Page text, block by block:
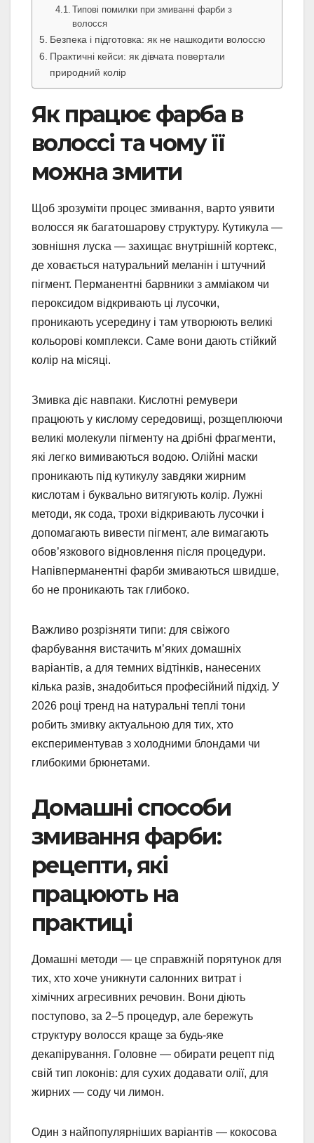
Типові помилки при змиванні фарби з
волосся
Безпека і підготовка: як не нашкодити волоссю
Практичні кейси: як дівчата повертали
природний колір
Як працює фарба в
волоссі та чому її
можна змити
Щоб зрозуміти процес змивання, варто уявити
волосся як багатошарову структуру. Кутикула —
зовнішня луска — захищає внутрішній кортекс,
де ховається натуральний меланін і штучний
пігмент. Перманентні барвники з амміаком чи
пероксидом відкривають ці лусочки,
проникають усередину і там утворюють великі
кольорові комплекси. Саме вони дають стійкий
колір на місяці.
Змивка діє навпаки. Кислотні ремувери
працюють у кислому середовищі, розщеплюючи
великі молекули пігменту на дрібні фрагменти,
які легко вимиваються водою. Олійні маски
проникають під кутикулу завдяки жирним
кислотам і буквально витягують колір. Лужні
методи, як сода, трохи відкривають лусочки і
допомагають вивести пігмент, але вимагають
обов’язкового відновлення після процедури.
Напівперманентні фарби змиваються швидше,
бо не проникають так глибоко.
Важливо розрізняти типи: для свіжого
фарбування вистачить м’яких домашніх
варіантів, а для темних відтінків, нанесених
кілька разів, знадобиться професійний підхід. У
2026 році тренд на натуральні теплі тони
робить змивку актуальною для тих, хто
експериментував з холодними блондами чи
глибокими брюнетами.
Домашні способи
змивання фарби:
рецепти, які
працюють на
практиці
Домашні методи — це справжній порятунок для
тих, хто хоче уникнути салонних витрат і
хімічних агресивних речовин. Вони діють
поступово, за 2–5 процедур, але бережуть
структуру волосся краще за будь-яке
декапірування. Головне — обирати рецепт під
свій тип локонів: для сухих додавати олії, для
жирних — соду чи лимон.
Один з найпопулярніших варіантів — кокосова